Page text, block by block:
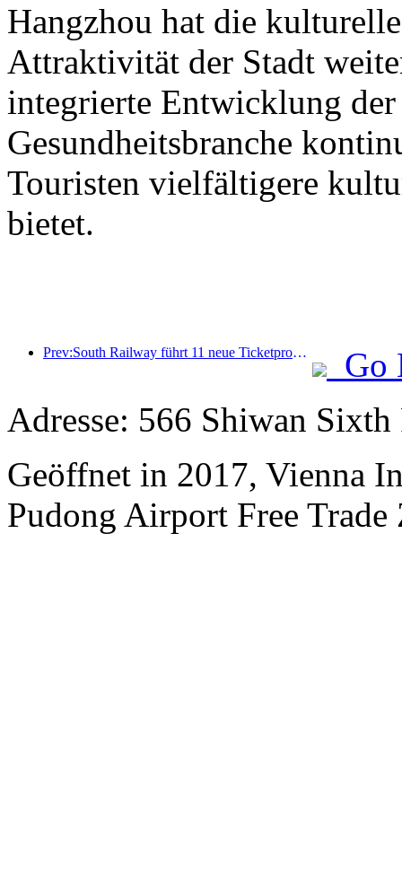
Hangzhou hat die
Attraktivität der Stadt
integrierte Entwicklung
Gesundheitsbranche
Touristen vielfältigere
bietet.
Prev:South Railway führt 11 neue Ticketprodukte ein, um die integrierte Entwicklung von Verkehr und Tourismus in den Provinzen Fujian und Jiangxi zu fördern
Go
Adresse: 566 Shiwan
Geöffnet in 2017, Vienna
Pudong Airport Free Trade